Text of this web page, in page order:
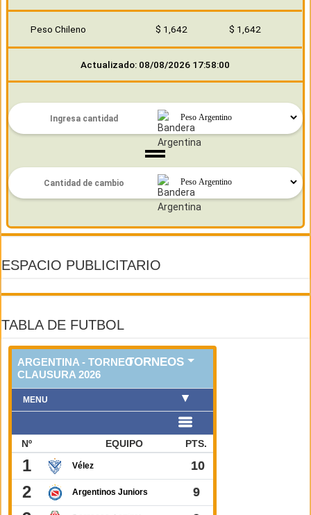
Peso Chileno $ 1,642 $ 1,642
Actualizado: 08/08/2026 17:58:00
ESPACIO PUBLICITARIO
TABLA DE FUTBOL